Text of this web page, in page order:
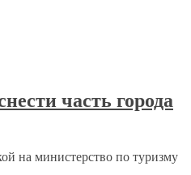
часть города
на министерство по туризму